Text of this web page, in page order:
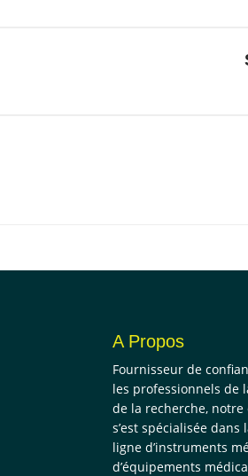
A Propos
Fournisseur de
les professionnels de
de la recherche,
s’est spécialisée dans
ligne d’instruments
d’équipements